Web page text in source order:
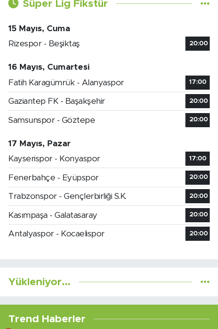
Süper Lig Fikstür
15 Mayıs, Cuma
Rizespor - Beşiktaş
20:00
16 Mayıs, Cumartesi
Fatih Karagümrük - Alanyaspor
17:00
Gaziantep FK - Başakşehir 20:00
Samsunspor - Göztepe 20:00
17 Mayıs, Pazar
Kayserispor - Konyaspor
17:00
Fenerbahçe - Eyüpspor 20:00
Trabzonspor - Gençlerbirliği S.K. 20:00
Kasımpaşa - Galatasaray 20:00
Antalyaspor - Kocaelispor 20:00
Yükleniyor...
Trend Haberler